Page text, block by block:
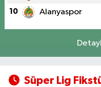
10 Alanyaspor
Süper Lig